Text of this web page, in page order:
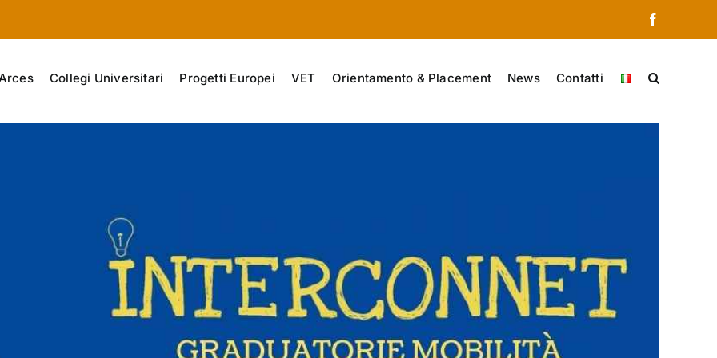
Collegi Universitari Progetti Europei VET Orientamento & Placement News Contatti